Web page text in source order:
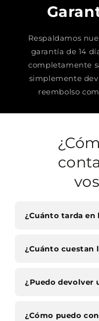
Respaldamos
garantía de 14
completamente
simplemente
reembolso
¿Cuánto tarda
¿Cuánto cuestan
¿Puedo devolver
¿Cómo puedo